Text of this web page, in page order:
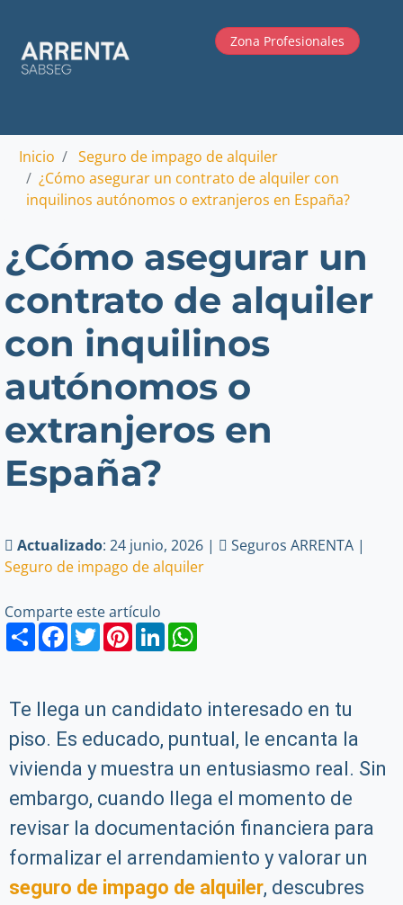
Zona Profesionales
Inicio
Seguro de impago de alquiler
¿Cómo asegurar un contrato de alquiler con
inquilinos autónomos o extranjeros en España?
¿Cómo asegurar un
contrato de alquiler
con inquilinos
autónomos o
extranjeros en
España?
Actualizado: 24 junio, 2026 |
Seguros ARRENTA |
Seguro de impago de alquiler
Comparte este artículo
ShareFacebook
TwitterPinterest
LinkedIn
Te llega un candidato interesado en tu
piso. Es educado, puntual, le encanta la
vivienda y muestra un entusiasmo real. Sin
embargo, cuando llega el momento de
revisar la documentación financiera para
formalizar el arrendamiento y valorar un
seguro de impago de alquiler, descubres